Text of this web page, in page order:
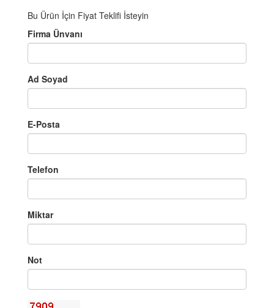
Bu Ürün İçin Fiyat Teklifi İsteyin
Firma Ünvanı
Ad Soyad
E-Posta
Telefon
Miktar
Not